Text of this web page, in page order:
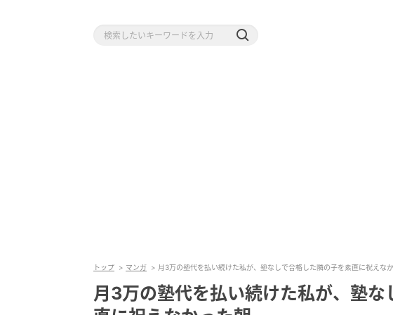
トップ マンガ 月3万の塾代を払い続けた私が、塾なしで合格した隣の子を素直に祝えな
月3万の塾代を払い続けた私が、塾な